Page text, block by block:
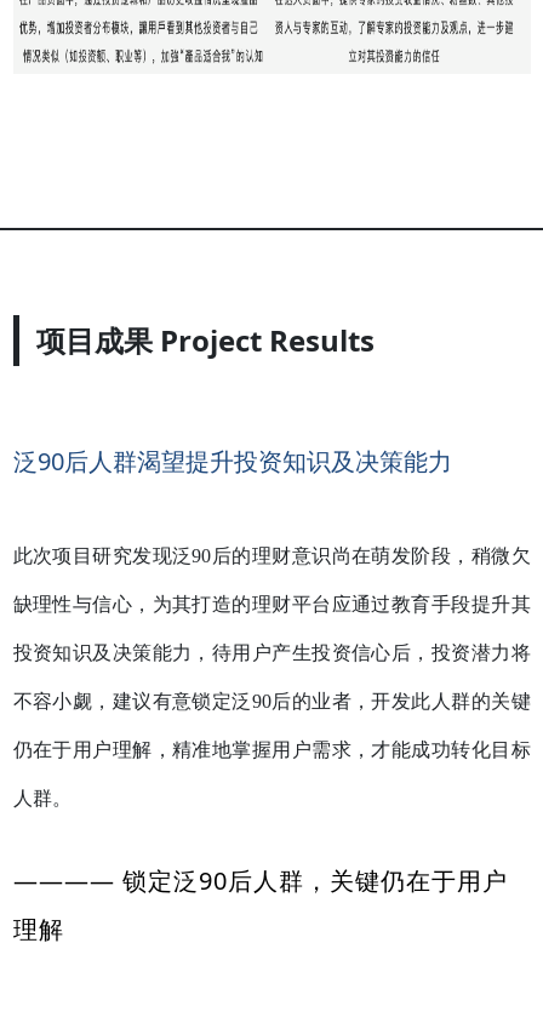
项目成果 Project Results
泛90后人群渴望提升投资知识及决策能力
此次项目研究发现泛90后的理财意识尚在萌发阶段，稍微欠
缺理性与信心，为其打造的理财平台应通过教育手段提升其
投资知识及决策能力，待用户产生投资信心后，投资潜力将
不容小觑，建议有意锁定泛90后的业者，开发此人群的关键
仍在于用户理解，精准地掌握用户需求，才能成功转化目标
人群。
———— 锁定泛90后人群，关键仍在于用户
理解